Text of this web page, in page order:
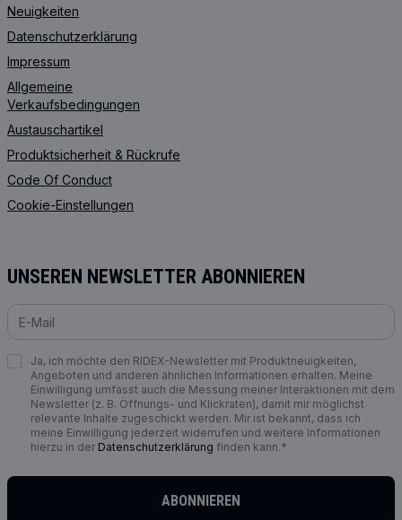
Neuigkeiten
Datenschutzerklärung
Impressum
Allgemeine
Verkaufsbedingungen
Austauschartikel
Produktsicherheit & Rückrufe
Code Of Conduct
Cookie-Einstellungen
UNSEREN NEWSLETTER ABONNIEREN
Ja, ich möchte den RIDEX-Newsletter mit Produktneuigkeiten,
Angeboten und anderen ähnlichen Informationen erhalten. Meine
Einwilligung umfasst auch die Messung meiner Interaktionen mit dem
Newsletter (z. B. Öffnungs- und Klickraten), damit mir möglichst
relevante Inhalte zugeschickt werden. Mir ist bekannt, dass ich
meine Einwilligung jederzeit widerrufen und weitere Informationen
hierzu in der Datenschutzerklärung finden kann.*
ABONNIEREN